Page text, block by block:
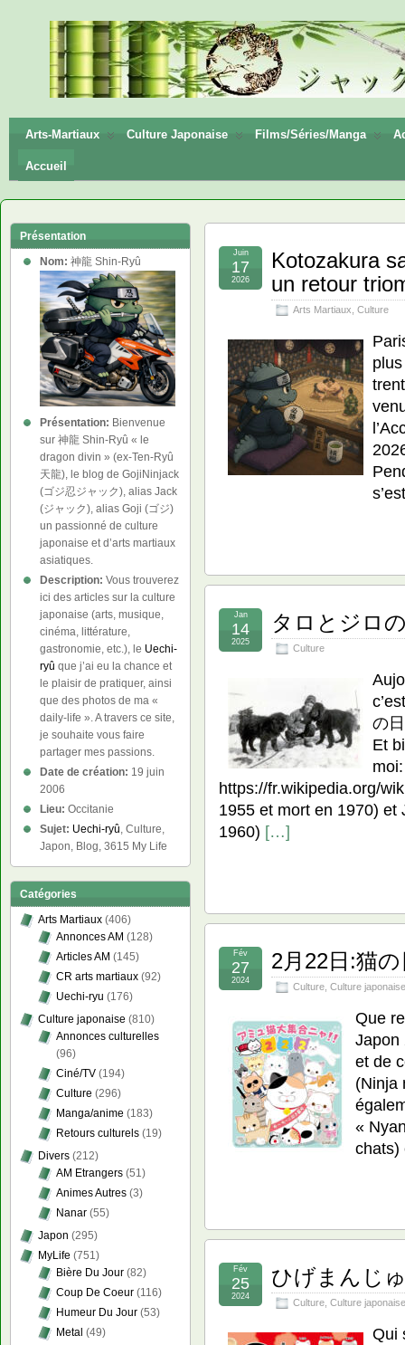
神龍
Shin-
Ryū
Arts-Martiaux Culture Japonaise Films/Séries/Manga
Accueil
Kotozakura
un retour
Arts Martiaux Culture
Juin
17
2026
タロとジロ
Culture
Jan
14
2025
の
Et
moi:
https://fr.wikipedia.org/
1955 et mort en 1970) et
1960) […]
2月22日:猫
Culture Culture japonaise
Fév
27
2024
Que
et de
(Ninja
«
ひげまんじ
Culture Culture japonaise
Fév
25
2024
Qui
Présentation
Nom: 神龍 Shin-Ryû
Présentation: Bienvenue
sur 神龍 Shin-Ryû « le
dragon divin » (ex-Ten-Ryû
天龍), le blog de GojiNinjack
(ゴジ忍ジャック), alias Jack
(ジャック), alias Goji (ゴジ)
un passionné de culture
japonaise et d’arts martiaux
asiatiques.
Description: Vous trouverez
ici des articles sur la culture
japonaise (arts, musique,
cinéma, littérature,
gastronomie, etc.), le Uechi-
ryû que j’ai eu la chance et
le plaisir de pratiquer, ainsi
que des photos de ma «
daily-life ». A travers ce site,
je souhaite vous faire
partager mes passions.
Date de création: 19 juin
2006
Lieu: Occitanie
Sujet: Uechi-ryû, Culture,
Japon, Blog, 3615 My Life
Catégories
Arts Martiaux (406)
Annonces AM (128)
Articles AM (145)
CR arts martiaux (92)
Uechi-ryu (176)
Culture japonaise (810)
Annonces culturelles
(96)
Ciné/TV (194)
Culture (296)
Manga/anime (183)
Retours culturels (19)
Divers (212)
AM Etrangers (51)
Animes Autres (3)
Nanar (55)
Japon (295)
MyLife (751)
Bière Du Jour (82)
Coup De Coeur (116)
Humeur Du Jour (53)
Metal (49)